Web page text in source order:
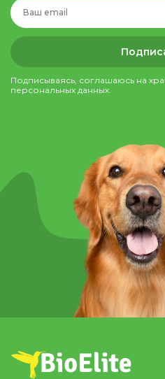
Подписываясь, соглашаюсь на
персональных данных.